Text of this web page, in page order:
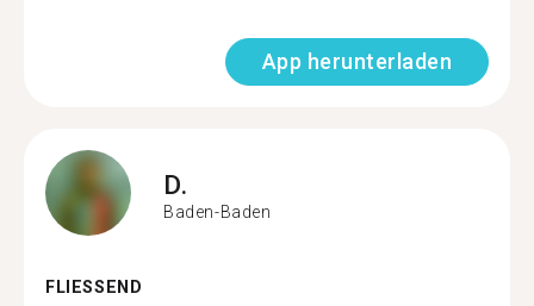
App herunterladen
D.
Baden-Baden
FLIESSEND